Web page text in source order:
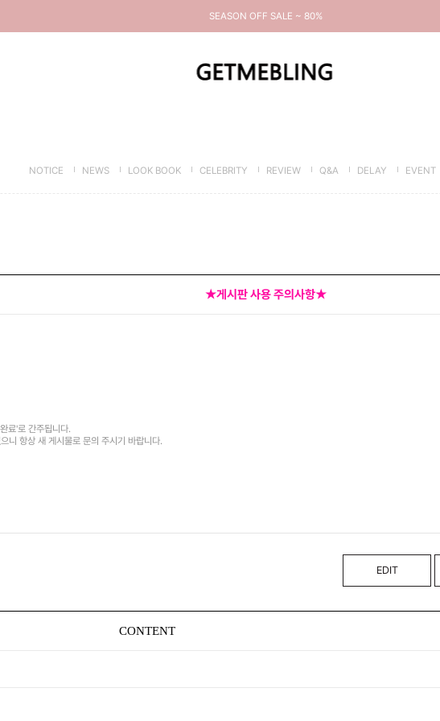
SEASON OFF SALE ~ 80%
NOTICE NEWS LOOK BOOK CELEBRITY REVIEW Q&A DELAY EVENT
★게시판 사용 주의사항★
료'로 간주됩니다.
니 항상 새 게시물로 문의 주시기 바랍니다.
EDIT
CONTENT